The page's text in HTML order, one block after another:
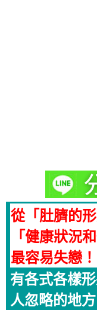
從「肚臍的
「健康狀況
最容易失戀！
有各式各樣
人忽略的地